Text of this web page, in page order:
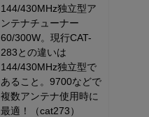
144/430MHz独立型ア
ンテナチューナー
60/300W。現行CAT-
283との違いは
144/430MHz独立型で
あること。9700などで
複数アンテナ使用時に
最適！（cat273）